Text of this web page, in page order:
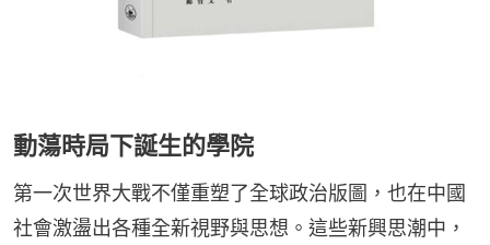
動蕩時局下誕生的學院
第一次世界大戰不僅重塑了全球政治版圖，也在中國
社會激盪出各種全新視野與思想。這些新興思潮中，